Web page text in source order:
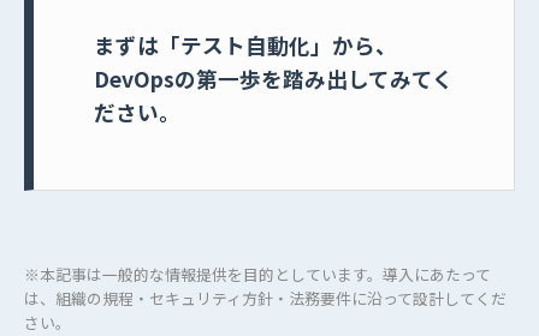
まずは「テスト自動化」から、
DevOpsの第一歩を踏み出してみてく
ださい。
※本記事は一般的な情報提供を目的としています。導入にあたって
は、組織の規程・セキュリティ方針・法務要件に沿って設計してくだ
さい。